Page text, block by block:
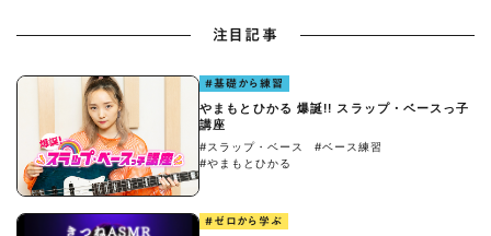
注目記事
#基礎から練習
やまもとひかる 爆誕!! スラップ・ベースっ子
講座
#スラップ・ベース
#ベース練習
#やまもとひかる
#ゼロから学ぶ